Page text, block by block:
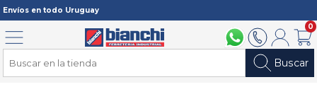
Envíos en todo Uruguay
094 211 1122902 2902Mi cuenta
0
Buscar
Menú